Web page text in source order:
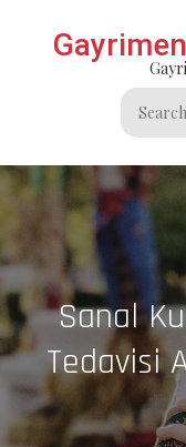
Search
for:
Sanal
Tedavisi